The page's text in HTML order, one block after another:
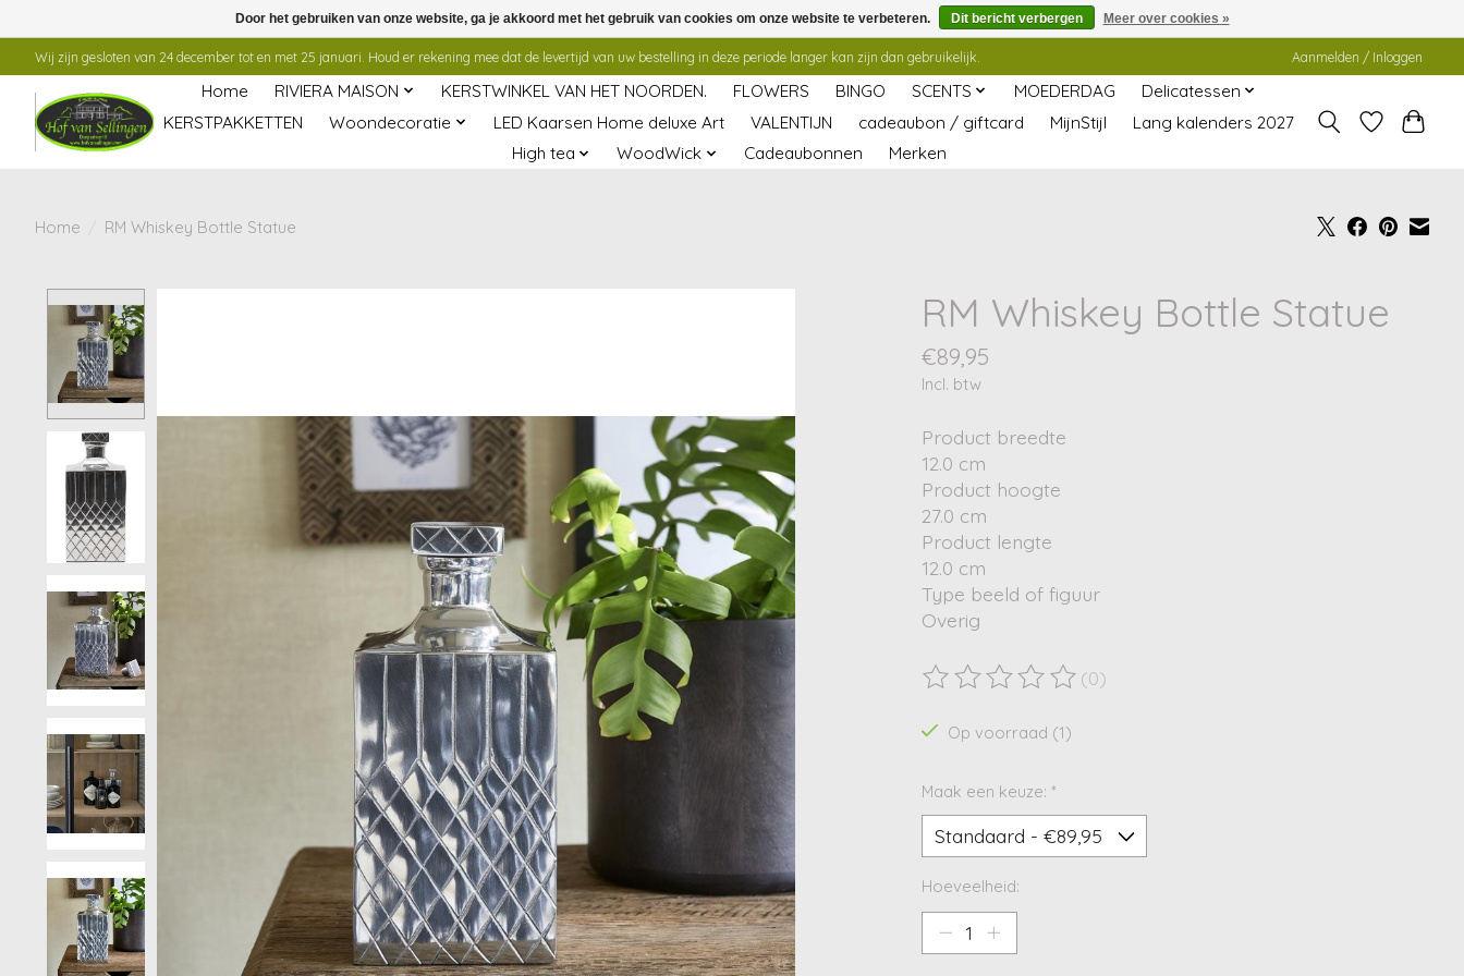
Wij zijn gesloten van 24 december tot en met 25 januari. Houd er rekening mee dat de levertijd van uw bestelling in deze periode langer kan zijn dan gebruikelijk. Aanmelden / Inloggen
Home RIVIERA MAISON KERSTWINKEL VAN HET NOORDEN. FLOWERS BINGO SCENTS MOEDERDAG
Delicatessen
KERSTPAKKETTEN
Woondecoratie LED Kaarsen Home deluxe Art VALENTIJN cadeaubon / giftcard MijnStijl
Lang kalenders 2027
High tea
WoodWick Cadeaubonnen Merken
Home RM Whiskey Bottle Statue
RM Whiskey Bottle Statue
€89,95
Incl. btw
Product breedte
12.0 cm
Product hoogte
27.0 cm
Product lengte
12.0 cm
Type beeld of figuur
Overig
De beoordeling van dit product is
(0)
Op voorraad (1)
Maak een keuze: *
Hoeveelheid:
Door het gebruiken van onze website, ga je akkoord met het gebruik van cookies om onze website te verbeteren. Dit bericht verbergen Meer over cookies »